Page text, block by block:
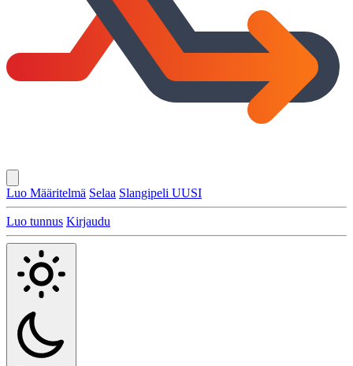
Luo Määritelmä Selaa Slangipeli UUSI
Luo tunnus Kirjaudu